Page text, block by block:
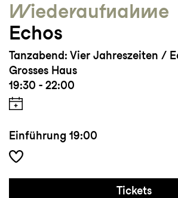
Wieder­aufnahme
Echos
Tanzabend: Vier Jahreszeiten /
Grosses Haus
19:30 - 22:00
Einführung 19:00
Tickets